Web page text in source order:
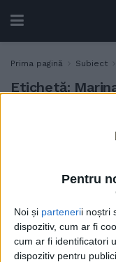
Pentru
Noi și partenerii noștri
dispozitiv, cum ar fi
cum ar fi identificatori
dispozitiv pentru
Prima pagină Subiect
Etichetă: